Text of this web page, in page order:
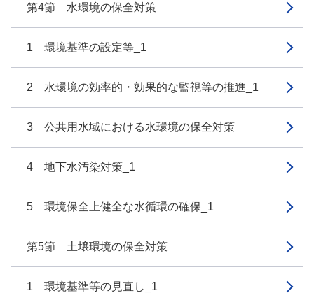
第4節 水環境の保全対策
1 環境基準の設定等_1
2 水環境の効率的・効果的な監視等の推進_1
3 公共用水域における水環境の保全対策
4 地下水汚染対策_1
5 環境保全上健全な水循環の確保_1
第5節 土壌環境の保全対策
1 環境基準等の見直し_1